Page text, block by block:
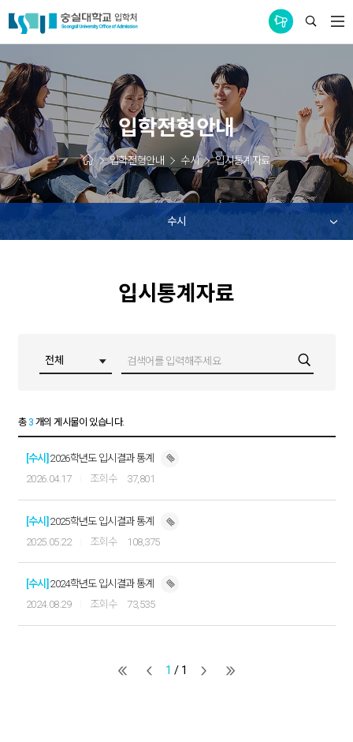
통합공지사항
입학전형안내
입학전형안내 수시 입시통계자료
수시
입시통계자료
총 3 개의 게시물이 있습니다.
[수시] 2026학년도 입시결과 통계
2026.04.17
37,801
[수시] 2025학년도 입시결과 통계
2025.05.22
108,375
[수시] 2024학년도 입시결과 통계
2024.08.29
73,535
1 / 1